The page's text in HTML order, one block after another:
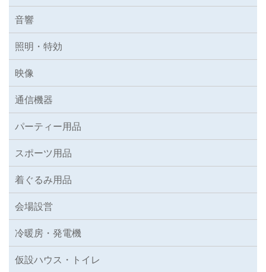
音響
照明・特効
映像
通信機器
パーティー用品
スポーツ用品
着ぐるみ用品
会場設営
冷暖房・発電機
仮設ハウス・トイレ